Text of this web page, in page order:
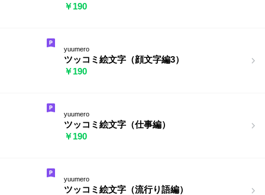
￥190
yuumero
ツッコミ絵文字（顔文字編3）
￥190
yuumero
ツッコミ絵文字（仕事編）
￥190
yuumero
ツッコミ絵文字（流行り語編）